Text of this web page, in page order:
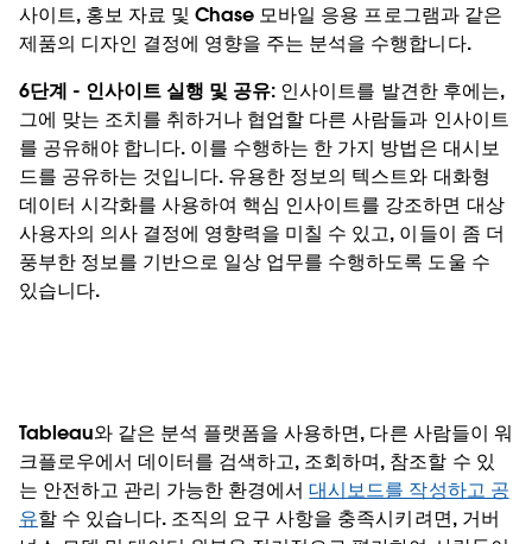
사이트, 홍보 자료 및 Chase 모바일 응용 프로그램과 같은
제품의 디자인 결정에 영향을 주는 분석을 수행합니다.
6단계 - 인사이트 실행 및 공유: 인사이트를 발견한 후에는,
그에 맞는 조치를 취하거나 협업할 다른 사람들과 인사이트
를 공유해야 합니다. 이를 수행하는 한 가지 방법은 대시보
드를 공유하는 것입니다. 유용한 정보의 텍스트와 대화형
데이터 시각화를 사용하여 핵심 인사이트를 강조하면 대상
사용자의 의사 결정에 영향력을 미칠 수 있고, 이들이 좀 더
풍부한 정보를 기반으로 일상 업무를 수행하도록 도울 수
있습니다.
Boeing의 마켓 개요 대시보드
이Boeing의 대시보드는 10개의 차트를 사용하여 Veiwer
Tableau와 같은 분석 플랫폼을 사용하면, 다른 사람들이 워
크플로우에서 데이터를 검색하고, 조회하며, 참조할 수 있
는 안전하고 관리 가능한 환경에서대시보드를 작성하고 공
유할 수 있습니다. 조직의 요구 사항을 충족시키려면, 거버